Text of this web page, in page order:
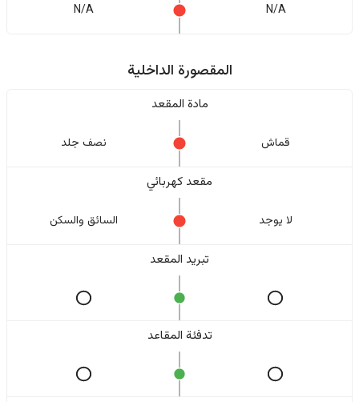
N/A
N/A
المقصورة الداخلية
مادة المقعد
قماش نصف جلد
مقعد كهربائي
لا یوجد السائق والسکن
تبريد المقعد
تدفئة المقاعد